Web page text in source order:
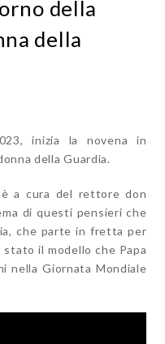
della
della
inizia la novena in
della Guardia.
a cura del rettore don
di questi pensieri che
che parte in fretta per
il modello che Papa
nella Giornata Mondiale